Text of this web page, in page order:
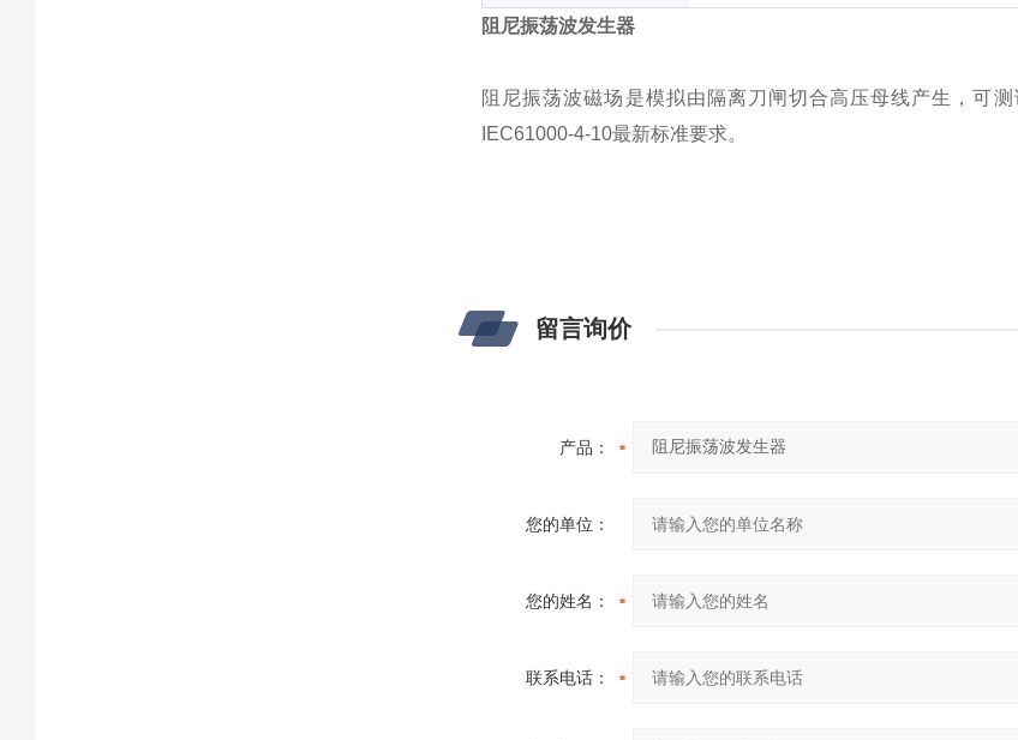
阻尼振荡波发生器
阻尼振荡波磁场是模拟由隔离刀闸切合高压母线产生，可
IEC61000-4-10最新标准要求。
留言询价
产品：
您的单位：
您的姓名：
联系电话：